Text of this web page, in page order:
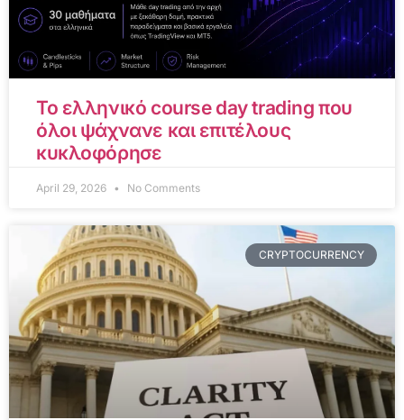
Το ελληνικό course day trading που
όλοι ψάχνανε και επιτέλους
κυκλοφόρησε
April 29, 2026 No Comments
CRYPTOCURRENCY